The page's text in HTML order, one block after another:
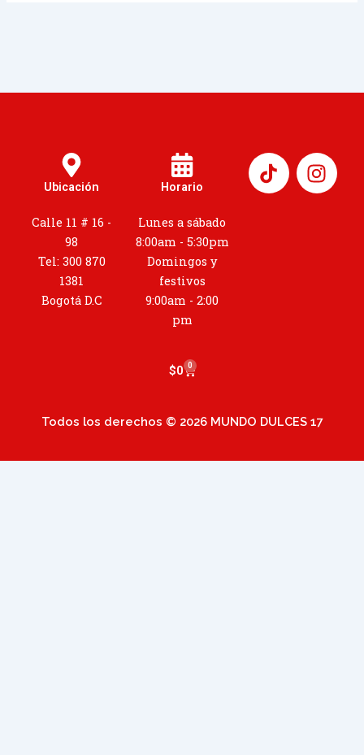
Ubicación
Calle 11 # 16 -
98
Tel: 300 870
1381
Bogotá D.C
Horario
Lunes a sábado
8:00am - 5:30pm
Domingos y
festivos
9:00am - 2:00
pm
I
n
s
$0 0
Cart
Todos los derechos © 2026 MUNDO DULCES 17